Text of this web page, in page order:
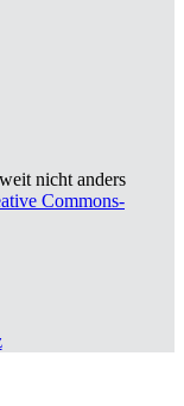
nicht anders
Commons-